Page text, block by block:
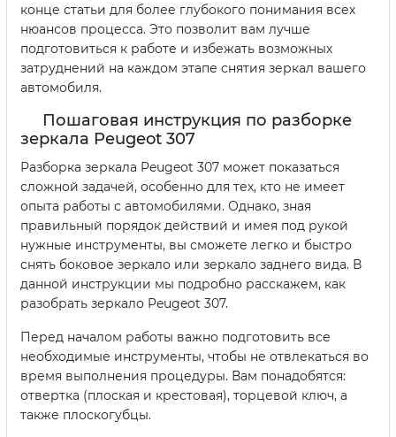
конце статьи для более глубокого понимания всех
нюансов процесса. Это позволит вам лучше
подготовиться к работе и избежать возможных
затруднений на каждом этапе снятия зеркал вашего
автомобиля.
Пошаговая инструкция по разборке
зеркала Peugeot 307
Разборка зеркала Peugeot 307 может показаться
сложной задачей, особенно для тех, кто не имеет
опыта работы с автомобилями. Однако, зная
правильный порядок действий и имея под рукой
нужные инструменты, вы сможете легко и быстро
снять боковое зеркало или зеркало заднего вида. В
данной инструкции мы подробно расскажем, как
разобрать зеркало Peugeot 307.
Перед началом работы важно подготовить все
необходимые инструменты, чтобы не отвлекаться во
время выполнения процедуры. Вам понадобятся:
отвертка (плоская и крестовая), торцевой ключ, а
также плоскогубцы.